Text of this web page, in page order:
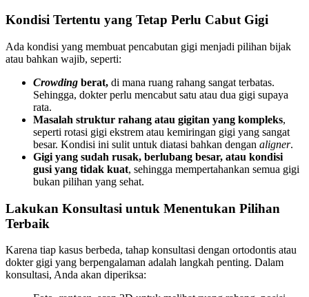
Kondisi Tertentu yang Tetap Perlu Cabut Gigi
Ada kondisi yang membuat pencabutan gigi menjadi pilihan bijak
atau bahkan wajib, seperti:
Crowding berat, di mana ruang rahang sangat terbatas.
Sehingga, dokter perlu mencabut satu atau dua gigi supaya
rata.
Masalah struktur rahang atau gigitan yang kompleks,
seperti rotasi gigi ekstrem atau kemiringan gigi yang sangat
besar. Kondisi ini sulit untuk diatasi bahkan dengan aligner.
Gigi yang sudah rusak, berlubang besar, atau kondisi
gusi yang tidak kuat, sehingga mempertahankan semua gigi
bukan pilihan yang sehat.
Lakukan Konsultasi untuk Menentukan Pilihan
Terbaik
Karena tiap kasus berbeda, tahap konsultasi dengan ortodontis atau
dokter gigi yang berpengalaman adalah langkah penting. Dalam
konsultasi, Anda akan diperiksa: